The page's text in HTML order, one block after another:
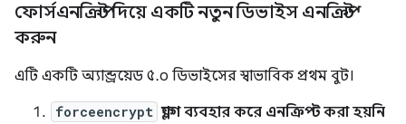
ফোর্সএনক্রিপ্ট দিয়ে একটি নতুন ডিভাইস এনক্রিপ্ট
করুন
এটি একটি অ্যান্ড্রয়েড ৫.০ ডিভাইসের স্বাভাবিক প্রথম বুট।
forceencrypt ফ্ল্যাগ ব্যবহার করে এনক্রিপ্ট করা হয়নি